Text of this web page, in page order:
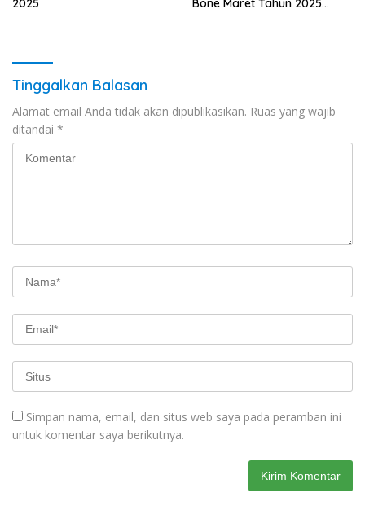
2025
Bone Maret Tahun 2025
Tinggalkan Balasan
Alamat email Anda tidak akan dipublikasikan. Ruas yang wajib
ditandai *
Simpan nama, email, dan situs web saya pada peramban ini
untuk komentar saya berikutnya.